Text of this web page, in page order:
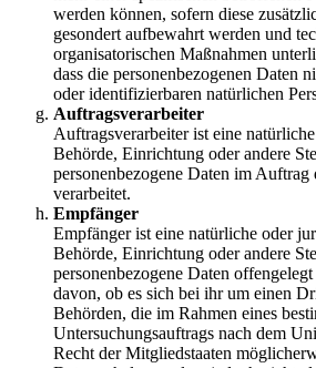
werden können, sofern diese
gesondert aufbewahrt werden und
organisatorischen Maßnahmen
dass die personenbezogenen Daten
oder identifizierbaren natürlichen
Auftragsverarbeiter
Auftragsverarbeiter ist eine
Behörde, Einrichtung oder andere
personenbezogene Daten im
verarbeitet.
Empfänger
Empfänger ist eine natürliche oder
Behörde, Einrichtung oder andere
personenbezogene Daten
davon, ob es sich bei ihr um einen
Behörden, die im Rahmen eines
Untersuchungsauftrags nach dem
Recht der Mitgliedstaaten